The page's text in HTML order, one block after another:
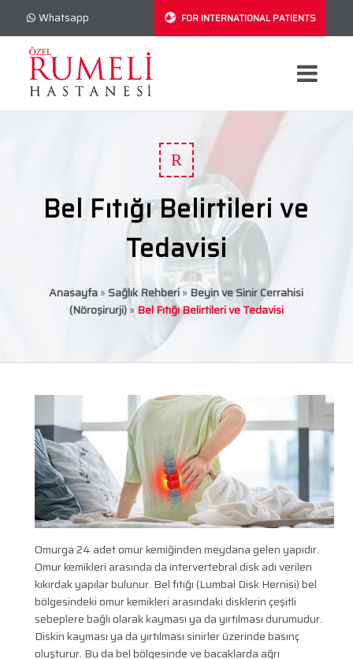
Whatsapp FOR INTERNATIONAL PATIENTS
R
Bel Fıtığı Belirtileri ve
Tedavisi
Anasayfa» Sağlık Rehberi» Beyin ve Sinir Cerrahisi
(Nöroşirurji)» Bel Fıtığı Belirtileri ve Tedavisi
Omurga 24 adet omur kemiğinden meydana gelen yapıdır.
Omur kemikleri arasında da intervertebral disk adı verilen
kıkırdak yapılar bulunur. Bel fıtığı (Lumbal Disk Hernisi) bel
bölgesindeki omur kemikleri arasındaki disklerin çeşitli
sebeplere bağlı olarak kayması ya da yırtılması durumudur.
Diskin kayması ya da yırtılması sinirler üzerinde basınç
oluşturur. Bu da bel bölgesinde ve bacaklarda ağrı